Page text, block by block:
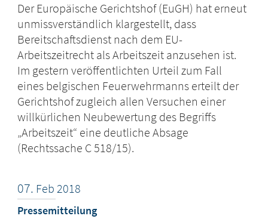
Der Europäische Gerichtshof (EuGH) hat erneut
unmissverständlich klargestellt, dass
Bereitschaftsdienst nach dem EU-
Arbeitszeitrecht als Arbeitszeit anzusehen ist.
Im gestern veröffentlichten Urteil zum Fall
eines belgischen Feuerwehrmanns erteilt der
Gerichtshof zugleich allen Versuchen einer
willkürlichen Neubewertung des Begriffs
„Arbeitszeit“ eine deutliche Absage
(Rechtssache C 518/15).
07. Feb 2018
Pressemitteilung